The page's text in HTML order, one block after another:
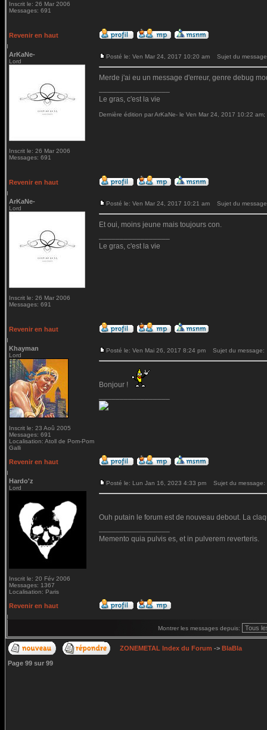
Inscrit le: 26 Mar 2006
Messages: 691
Revenir en haut
ArKaNe-
Lord
Inscrit le: 26 Mar 2006
Messages: 691
Posté le: Ven Mar 24, 2017 10:20 am Sujet du
Merde j'ai eu un message d'erreur, genre debug
Le gras, c'est la vie
Dernière édition par ArKaNe- le Ven Mar 24, 2017 10:22
Revenir en haut
ArKaNe-
Lord
Inscrit le: 26 Mar 2006
Messages: 691
Posté le: Ven Mar 24, 2017 10:21 am Sujet du
Et oui, moins jeune mais toujours con.
Le gras, c'est la vie
Revenir en haut
Khayman
Lord
Inscrit le: 23 Aoû 2005
Messages: 691
Localisation: Atoll de Pom-Pom
Galli
Posté le: Ven Mai 26, 2017 8:24 pm Sujet du message:
Bonjour !
Revenir en haut
Hardo'z
Lord
Inscrit le: 20 Fév 2006
Messages: 1367
Localisation: Paris
Posté le: Lun Jan 16, 2023 4:33 pm Sujet du message:
Ouh putain le forum est de nouveau debout. La
Memento quia pulvis es, et in pulverem reverteris.
Revenir en haut
Montrer les messages depuis:
ZONEMETAL Index du Forum -> BlaBla
Page 99 sur 99